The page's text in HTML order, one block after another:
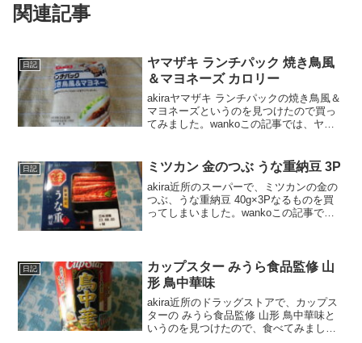
関連記事
日記
ヤマザキ ランチパック 焼き鳥風
＆マヨネーズ カロリー
akiraヤマザキ ランチパックの焼き鳥風＆
マヨネーズというのを見つけたので買っ
てみました。wankoこの記事では、ヤマ
ついて紹介するよ！お買い得アイテムが
大集合！...
日記 ミツカン 金のつぶ うな重納豆 3P
akira近所のスーパーで、ミツカンの金の
つぶ、うな重納豆 40g×3Pなるものを買
ってしまいました。wankoこの記事で
つ...
日記
カップスター みうら食品監修 山
形 鳥中華味
akira近所のドラッグストアで、カップス
ターの みうら食品監修 山形 鳥中華味と
いうのを見つけたので、食べてみまし